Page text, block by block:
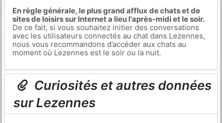
En règle générale, le plus grand afflux de chats et de
sites de loisirs sur Internet a lieu l'après-midi et le soir.
De ce fait, si vous souhaitez initier des conversations
avec les utilisateurs connectés au chat dans Lezennes,
nous vous recommandons d’accéder aux chats au
moment où Lezennes est le soir ou la nuit.
Curiosités et autres données
sur Lezennes